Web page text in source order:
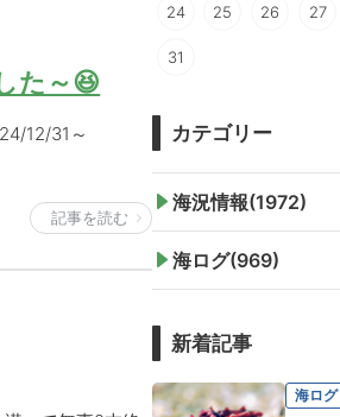
た～😆
12/31～
記事を読む
24 25 26 27
31
カテゴリー
海況情報(1972)
海ログ(969)
新着記事
海ログ